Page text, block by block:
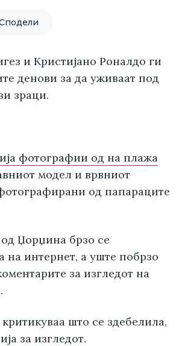
и Кристијано Роналдо ги
денови за да уживаат под
зраци.
фотографии од на плажа
модел и врвниот
од папараците
Џорџина брзо се
на интернет, а уште побрзо
за изгледот на
што се здебелила,
за изгледот.